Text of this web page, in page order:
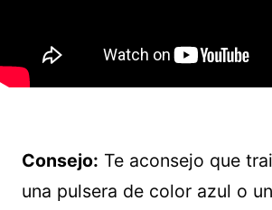
Consejo: Te aconsejo que
una pulsera de color azul o